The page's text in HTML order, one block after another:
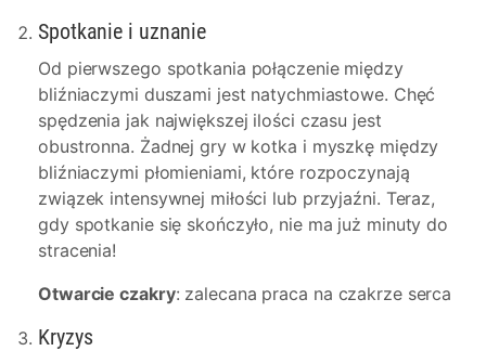
Spotkanie i uznanie
Od pierwszego spotkania połączenie między
bliźniaczymi duszami jest natychmiastowe. Chęć
spędzenia jak największej ilości czasu jest
obustronna. Żadnej gry w kotka i myszkę między
bliźniaczymi płomieniami, które rozpoczynają
związek intensywnej miłości lub przyjaźni. Teraz,
gdy spotkanie się skończyło, nie ma już minuty do
stracenia!
Otwarcie czakry: zalecana praca na czakrze serca
Kryzys